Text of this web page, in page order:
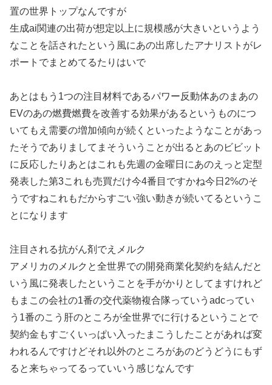
置の世界トップなんですが
生成ai関連の出荷が想定以上に規模感が大きいというよう
なことを話されたという風にあの出席したアナリストがレ
ポートでまとめてるたりはいで
あとはもう1つの注目材料であるパワー反動体あのまあの
EVのあの燃費燃費を改善する効果があるというものにつ
いてもえ需要の増加傾向が続くといったようなことがあっ
たそうでありましてまそういうことが出るとあのビビット
に反応したりあとはこれも先週の金曜日にあのえっと定型
発表した第3これも売買だけ今4番目ですかね今日2%のそ
うですねこれもだからすごい強い動きが続いてるというこ
とになります
注目される抗がん剤でえメルク
アメリカのメルクと全世界での開発商業化契約を結んだと
いう風に発表したということを手がかりとしてますけれど
もまこの会社の1番の交代薬物複合隊っていうadcってい
う1番のこう肝のところが全世界でに行けるということで
契約金もすごくいっぱい入ったまこうしたことがあれば変
われるんですけどそれ以外のところがあのどうどうにもず
ると来ちゃってるっていいう感じなんです